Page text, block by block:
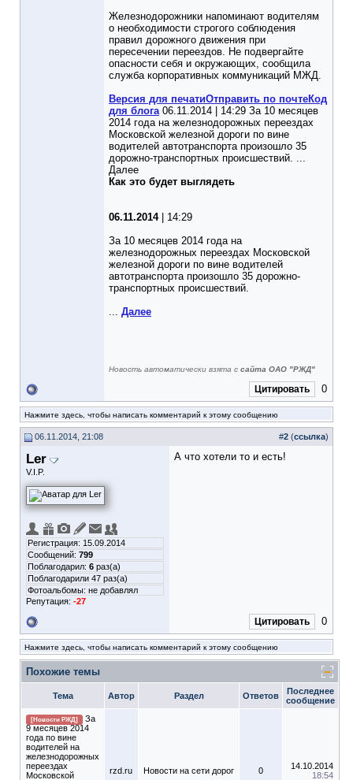
Железнодорожники напоминают водителям
о необходимости строгого соблюдения
правил дорожного движения при
пересечении переездов. Не подвергайте
опасности себя и окружающих, сообщила
служба корпоративных коммуникаций МЖД.
Версия для печатиОтправить по почтеКод
для блога06.11.2014 | 14:29 За 10 месяцев
2014 года на железнодорожных переездах
Московской железной дороги по вине
водителей автотранспорта произошло 35
дорожно-транспортных происшествий. ...
Далее
Как это будет выглядеть
06.11.2014| 14:29
За 10 месяцев 2014 года на
железнодорожных переездах Московской
железной дороги по вине водителей
автотранспорта произошло 35 дорожно-
транспортных происшествий.
... Далее
Новость автоматически взята с сайта ОАО "РЖД"
Цитировать 0
Нажмите здесь, чтобы написать комментарий к этому сообщению
06.11.2014, 21:08 #2 (ссылка)
Ler
V.I.P.
Регистрация: 15.09.2014
Сообщений: 799
Поблагодарил: 6 раз(а)
Поблагодарили 47 раз(а)
Фотоальбомы: не добавлял
Репутация: -27
А что хотели то и есть!
Цитировать 0
Нажмите здесь, чтобы написать комментарий к этому сообщению
Похожие темы
Тема Автор Раздел Ответов
Последнее
сообщение
[Новости РЖД]
За
9 месяцев 2014
года по вине
водителей на
железнодорожных
переездах
Московской
rzd.ru Новости на сети дорог 0
14.10.2014
18:54